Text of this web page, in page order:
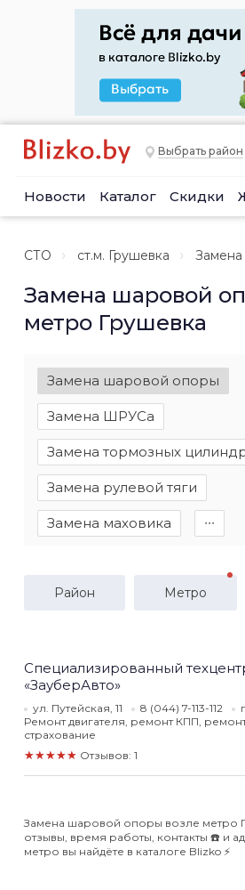
Выбрать район
Новости Каталог Скидки
СТО ст.м. Грушевка
Замена шаровой
метро Грушевка
Замена шаровой опоры
Замена ШРУСа
Замена тормозных
Замена рулевой тяги
Замена маховика ∙∙∙
Район Метро
Специализированный
«ЗауберАвто»
ул. Путейская, 11 8 (044) 7-113-112
Ремонт двигателя, ремонт КПП,
страхование
★★★★★ Отзывов: 1
Замена шаровой опоры возле метро
отзывы, время работы, контакты ☎️ и
метро вы найдёте в каталоге Blizko ⚡️